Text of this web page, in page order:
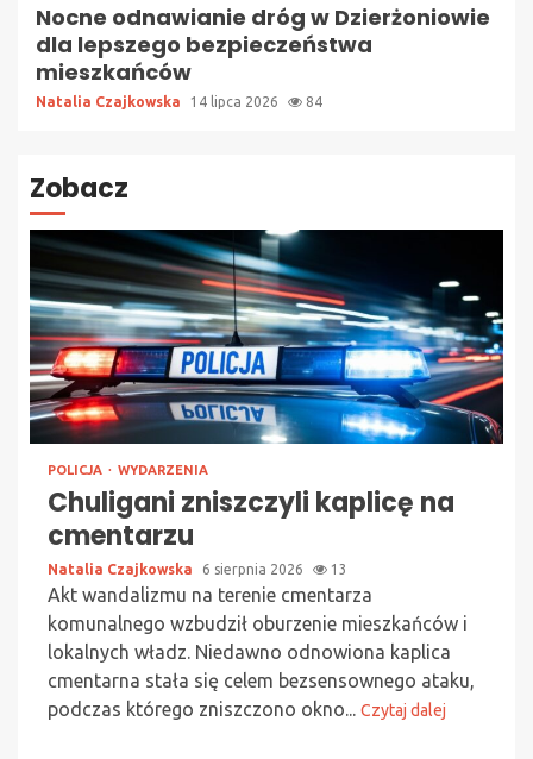
Nocne odnawianie dróg w Dzierżoniowie
dla lepszego bezpieczeństwa
mieszkańców
Natalia Czajkowska 14 lipca 2026 84
Zobacz
POLICJA WYDARZENIA
Chuligani zniszczyli kaplicę na
cmentarzu
Natalia Czajkowska 6 sierpnia 2026 13
Akt wandalizmu na terenie cmentarza
komunalnego wzbudził oburzenie mieszkańców i
lokalnych władz. Niedawno odnowiona kaplica
cmentarna stała się celem bezsensownego ataku,
podczas którego zniszczono okno... Czytaj dalej